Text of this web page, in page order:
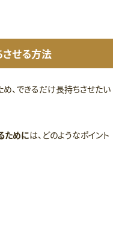
せる方法
、できるだけ長持ちさせたい
ためには、どのようなポイント